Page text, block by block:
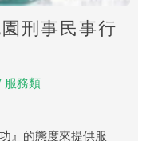
刑事民事行
服務類
』的態度來提供服